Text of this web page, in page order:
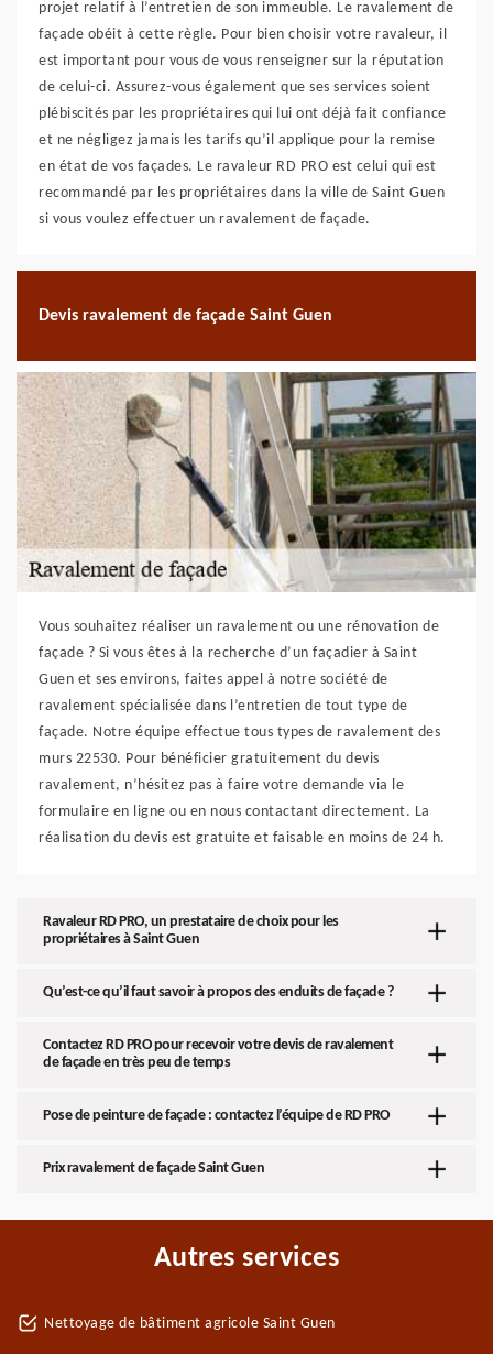
projet relatif à l’entretien de son immeuble. Le ravalement de
façade obéit à cette règle. Pour bien choisir votre ravaleur, il
est important pour vous de vous renseigner sur la réputation
de celui-ci. Assurez-vous également que ses services soient
plébiscités par les propriétaires qui lui ont déjà fait confiance
et ne négligez jamais les tarifs qu’il applique pour la remise
en état de vos façades. Le ravaleur RD PRO est celui qui est
recommandé par les propriétaires dans la ville de Saint Guen
si vous voulez effectuer un ravalement de façade.
Devis ravalement de façade Saint Guen
Vous souhaitez réaliser un ravalement ou une rénovation de
façade ? Si vous êtes à la recherche d’un façadier à Saint
Guen et ses environs, faites appel à notre société de
ravalement spécialisée dans l’entretien de tout type de
façade. Notre équipe effectue tous types de ravalement des
murs 22530. Pour bénéficier gratuitement du devis
ravalement, n’hésitez pas à faire votre demande via le
formulaire en ligne ou en nous contactant directement. La
réalisation du devis est gratuite et faisable en moins de 24 h.
Ravaleur RD PRO, un prestataire de choix pour les
propriétaires à Saint Guen
Qu’est-ce qu’il faut savoir à propos des enduits de façade ?
Contactez RD PRO pour recevoir votre devis de ravalement
de façade en très peu de temps
Pose de peinture de façade : contactez l’équipe de RD PRO
Prix ravalement de façade Saint Guen
Autres services
Nettoyage de bâtiment agricole Saint Guen